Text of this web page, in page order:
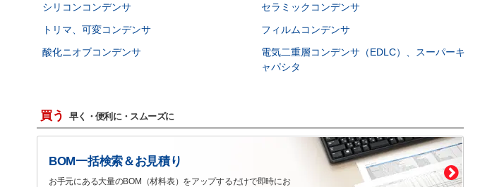
シリコンコンデンサ セラミックコンデンサ
トリマ、可変コンデンサ
フィルムコンデンサ
酸化ニオブコンデンサ
電気二重層コンデンサ（EDLC）、スーパーキ
ャパシタ
買う 早く・便利に・スムーズに
BOM一括検索＆お見積り
お手元にある大量のBOM（材料表）をアップするだけで即時にお